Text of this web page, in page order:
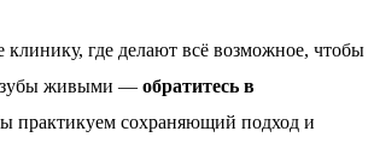
где делают всё возможное, чтобы
зубы живыми — обратитесь в
практикуем сохраняющий подход и